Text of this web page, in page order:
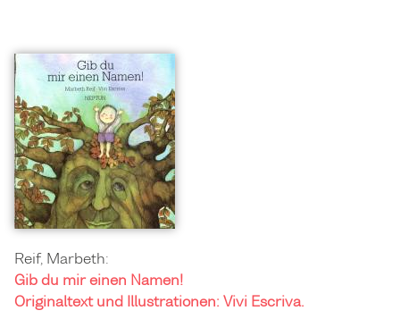
Reif, Marbeth:
Gib du mir einen Namen!
Originaltext und Illustrationen: Vivi Escriva.